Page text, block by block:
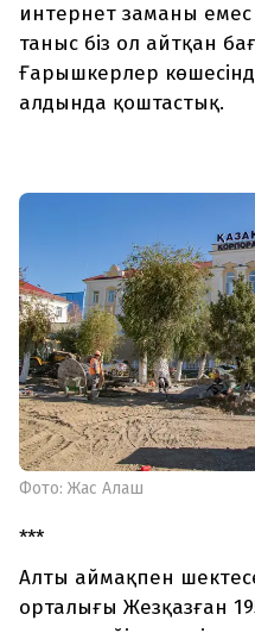
интернет заманы
таныс біз ол айтқан
Ғарышкерлер
алдында қоштастық.
Фото: Жас Алаш
***
Алты аймақпен
орталығы Жезқазған